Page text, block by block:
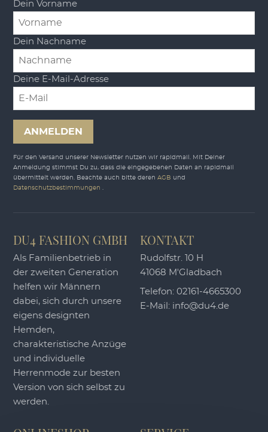
Dein Vorname
Dein Nachname
Deine E-Mail-Adresse
ANMELDEN
Für den Versand unserer Newsletter nutzen wir rapidmail. Mit Deiner
Anmeldung stimmst Du zu, dass die eingegebenen Daten an rapidmail
übermittelt werden. Beachte auch bitte derenAGB und
Datenschutzbestimmungen.
DU4 FASHION GMBH
Als Familienbetrieb in
der zweiten Generation
helfen wir Männern
dabei, sich durch unsere
eigens designten
Hemden,
charakteristische Anzüge
und individuelle
Herrenmode zur besten
Version von sich selbst zu
werden.
KONTAKT
Rudolfstr. 10 H
41068 M'Gladbach
Telefon:02161-4665300
E-Mail: info@du4.de